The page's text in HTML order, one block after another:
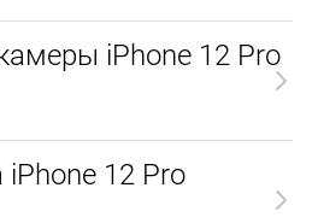
iPhone 12 Pro
12 Pro